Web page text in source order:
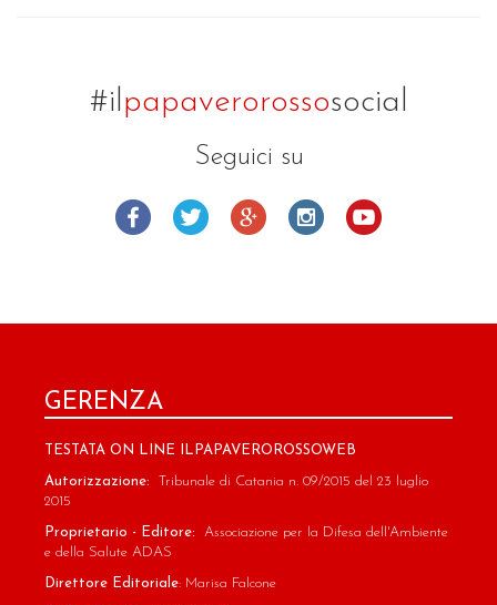
#ilpapaverorossosocial
Seguici su
GERENZA
TESTATA ON LINE ILPAPAVEROROSSOWEB
Autorizzazione: Tribunale di Catania n. 09/2015 del 23 luglio
2015
Proprietario - Editore: Associazione per la Difesa dell'Ambiente
e della Salute ADAS
Direttore Editoriale: Marisa Falcone